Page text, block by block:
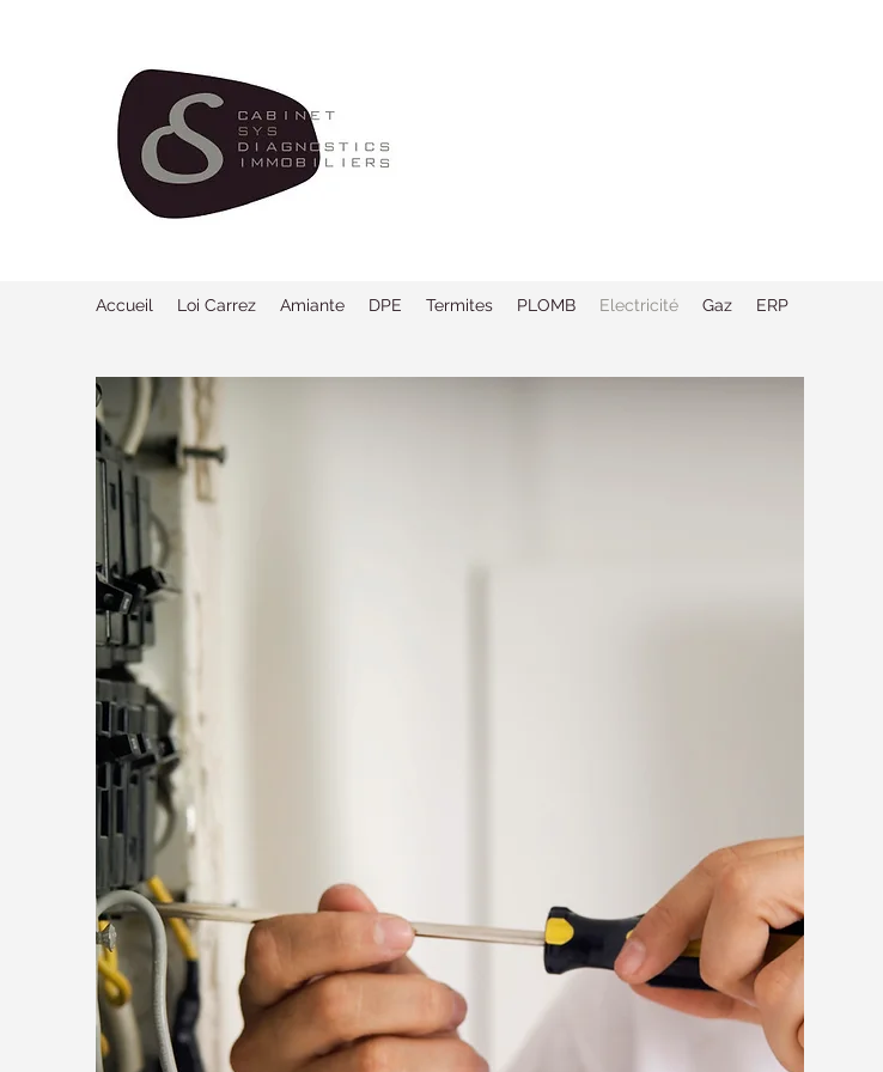
Accueil Loi Carrez Amiante DPE Termites PLOMB Electricité Gaz ERP